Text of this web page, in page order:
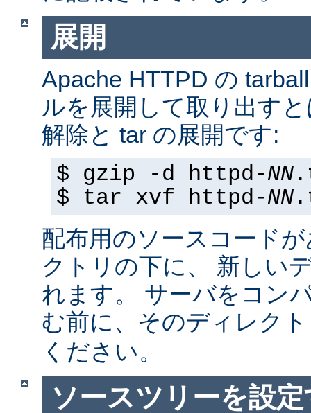
展開
Apache HTTPD の
ルを展開して取り出す
解除と tar の展開です:
$ gzip -d httpd-NN
$ tar xvf httpd-NN
配布用のソースコード
クトリの下に、 新しい
れます。 サーバをコン
む前に、そのディレク
ください。
ソースツリーを設